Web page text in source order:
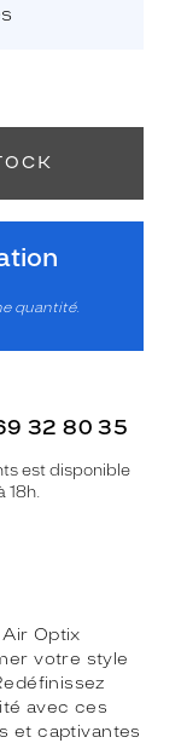
quantité.
32 80 35
est disponible
18h.
Optix
votre style
avec ces
et captivantes